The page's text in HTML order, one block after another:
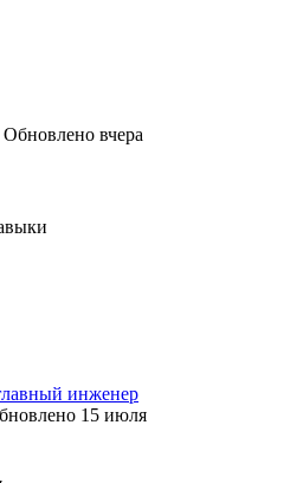
Обновлено вчера
инженер
15 июля